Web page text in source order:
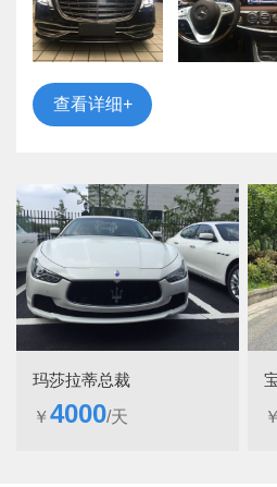
轮毂造型。该车型完美平衡了
学，堪称移动行宫般的存在。
查看详细+
玛莎拉蒂总裁
￥4000/天